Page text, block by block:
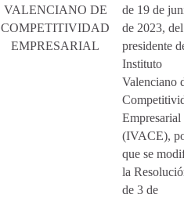
VALENCIANO DE
COMPETITIVIDAD
EMPRESARIAL
de 19 de
de 2023, del
presidente
Instituto
Valenciano
Empresarial
(IVACE),
que se
la
de 3 de